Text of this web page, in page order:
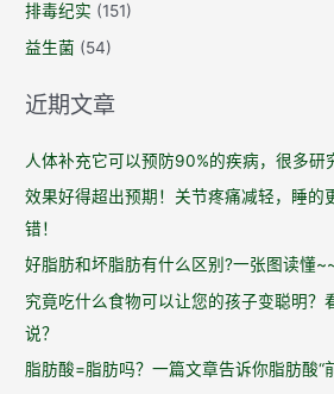
排毒纪实 (151)
益生菌 (54)
近期文章
人体补充它可以预防90%的疾病，很多研
效果好得超出预期！关节疼痛减轻，睡的
错！
好脂肪和坏脂肪有什么区别?一张图读懂
究竟吃什么食物可以让您的孩子变聪明？
说？
脂肪酸=脂肪吗？一篇文章告诉你脂肪酸“